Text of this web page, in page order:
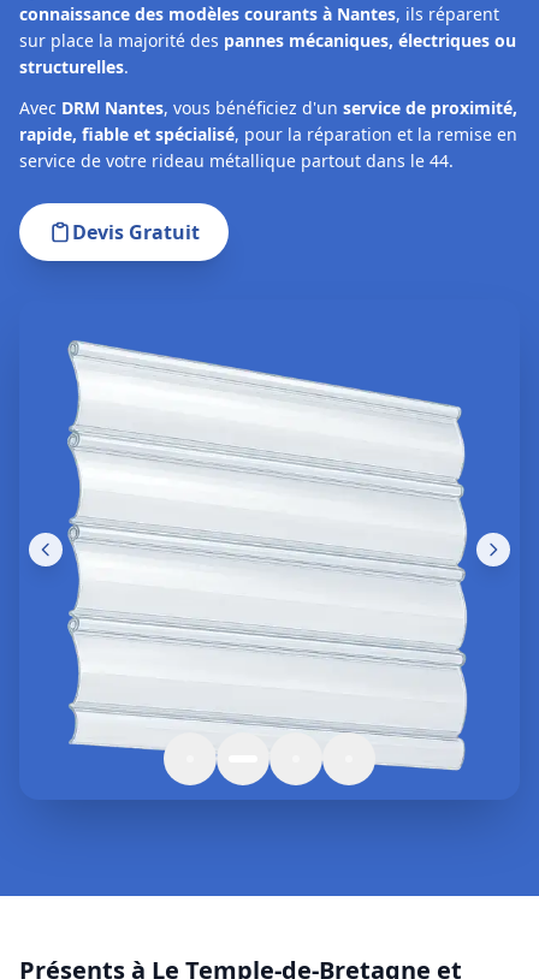
connaissance des modèles courants à Nantes, ils réparent
sur place la majorité des pannes mécaniques, électriques ou
structurelles.
Avec DRM Nantes, vous bénéficiez d'un service de proximité,
rapide, fiable et spécialisé, pour la réparation et la remise en
service de votre rideau métallique partout dans le 44.
Devis Gratuit
Présents à Le Temple-de-Bretagne et